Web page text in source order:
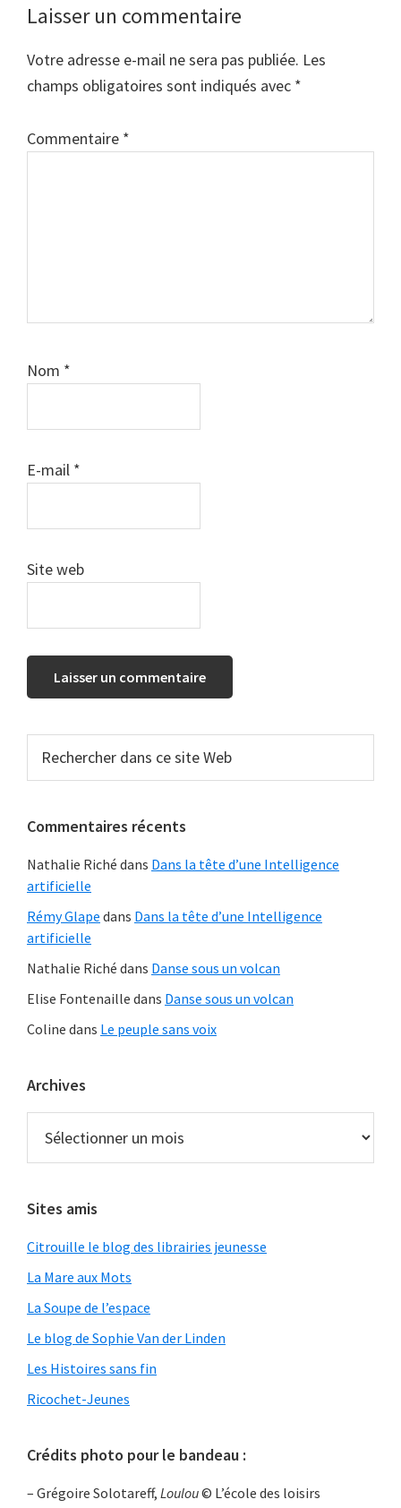
Laisser un commentaire
Votre adresse e-mail ne sera pas publiée. Les
champs obligatoires sont indiqués avec *
Commentaire *
Nom *
E-mail *
Site web
Barre
latérale
dans
ce
Web
Commentaires récents
Nathalie Riché dans Dans la tête d’une Intelligence
artificielle
Rémy Glape dans Dans la tête d’une Intelligence
artificielle
Nathalie Riché dans Danse sous un volcan
Elise Fontenaille dans Danse sous un volcan
Coline dans Le peuple sans voix
Archives
Sites amis
Citrouille le blog des librairies jeunesse
La Mare aux Mots
La Soupe de l’espace
Le blog de Sophie Van der Linden
Les Histoires sans fin
Ricochet-Jeunes
Crédits photo pour le bandeau :
– Grégoire Solotareff, Loulou© L’école des loisirs